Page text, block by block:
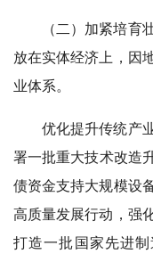
（二）加紧培育
放在实体经济上，因
业体系。
优化提升传统产
署一批重大技术改造
债资金支持大规模设
高质量发展行动，强
打造一批国家先进